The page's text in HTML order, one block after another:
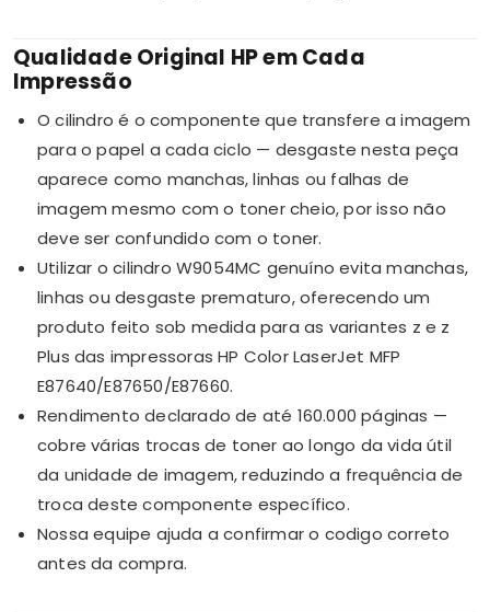
Qualidade Original HP em Cada
Impressão
O cilindro é o componente que transfere a imagem
para o papel a cada ciclo — desgaste nesta peça
aparece como manchas, linhas ou falhas de
imagem mesmo com o toner cheio, por isso não
deve ser confundido com o toner.
Utilizar o cilindro W9054MC genuíno evita manchas,
linhas ou desgaste prematuro, oferecendo um
produto feito sob medida para as variantes z e z
Plus das impressoras HP Color LaserJet MFP
E87640/E87650/E87660.
Rendimento declarado de até 160.000 páginas —
cobre várias trocas de toner ao longo da vida útil
da unidade de imagem, reduzindo a frequência de
troca deste componente específico.
Nossa equipe ajuda a confirmar o codigo correto
antes da compra.